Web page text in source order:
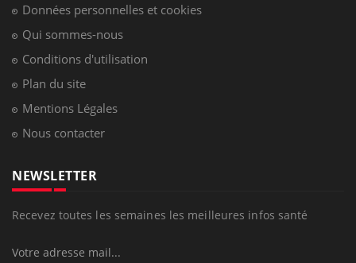
Données personnelles et cookies
Qui sommes-nous
Conditions d'utilisation
Plan du site
Mentions Légales
Nous contacter
NEWSLETTER
Recevez toutes les semaines les meilleures infos santé